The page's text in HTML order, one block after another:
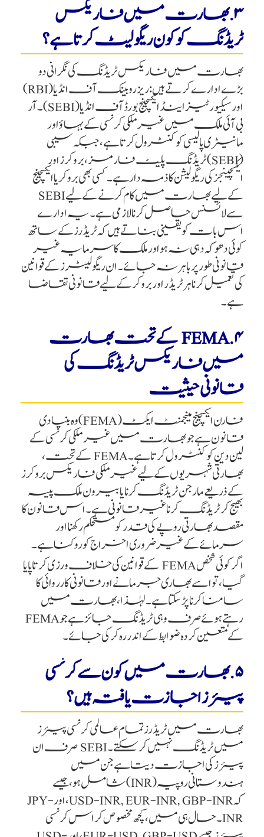
۳. بھارت میں فاریکس
ٹریڈنگ کو کون ریگولیٹ کرتا ہے؟
بھارت میں فاریکس ٹریڈنگ کی نگرانی دو
بڑے ادارے کرتے ہیں: ریزرو بینک آف انڈیا (RBI)
اور سیکیورٹیز اینڈ ایکسچینج بورڈ آف انڈیا (SEBI)۔ آر
بی آئی ملک میں غیر ملکی کرنسی کے بہاؤ اور
مانیٹری پالیسی کو کنٹرول کرتا ہے، جبکہ سیبی
(SEBI) ٹریڈنگ پلیٹ فارمز، بروکرز اور
ایکسچینجز کی ریگولیشن کا ذمہ دار ہے۔ کسی بھی بروکر یا ایکسچینج
کے لیے بھارت میں کام کرنے کے لیے SEBI
سے لائسنس حاصل کرنا لازمی ہے۔ یہ ادارے
اس بات کو یقینی بناتے ہیں کہ ٹریڈرز کے ساتھ
کوئی دھوکہ دہی نہ ہو اور ملک کا سرمایہ غیر
قانونی طور پر باہر نہ جائے۔ ان ریگولیٹرز کے قوانین
کی تعمیل کرنا ہر ٹریڈر اور بروکر کے لیے قانونی تقاضا
ہے۔
۴. FEMA کے تحت بھارت
میں فاریکس ٹریڈنگ کی
قانونی حیثیت
فارن ایکسچینج مینجمنٹ ایکٹ (FEMA) وہ بنیادی
قانون ہے جو بھارت میں غیر ملکی کرنسی کے
لین دین کو کنٹرول کرتا ہے۔ FEMA کے تحت،
بھارتی شہریوں کے لیے غیر ملکی فاریکس بروکرز
کے ذریعے مارجن ٹریڈنگ کرنا یا بیرون ملک پیسہ
بھیج کر ٹریڈنگ کرنا غیر قانونی ہے۔ اس قانون کا
مقصد بھارتی روپے کی قدر کو مستحکم رکھنا اور
سرمائے کے غیر ضروری اخراج کو روکنا ہے۔
اگر کوئی شخص FEMA کے قوانین کی خلاف ورزی کرتا پایا
گیا، تو اسے بھاری جرمانے اور قانونی کارروائی کا
سامنا کرنا پڑ سکتا ہے۔ لہٰذا، بھارت میں
رہتے ہوئے صرف وہی ٹریڈنگ جائز ہے جو FEMA
کے متعین کردہ ضوابط کے اندر رہ کر کی جائے۔
۵. بھارت میں کون سے کرنسی
پیئرز اجازت یافتہ ہیں؟
بھارت میں ٹریڈرز تمام عالمی کرنسی پیئرز
میں ٹریڈنگ نہیں کر سکتے۔ SEBI صرف ان
پیئرز کی اجازت دیتا ہے جن میں
ہندوستانی روپیہ (INR) شامل ہو، جیسے
کہ USD-INR, EUR-INR, GBP-INR، اور JPY-
INR۔ حال ہی میں، کچھ مخصوص کراس کرنسی